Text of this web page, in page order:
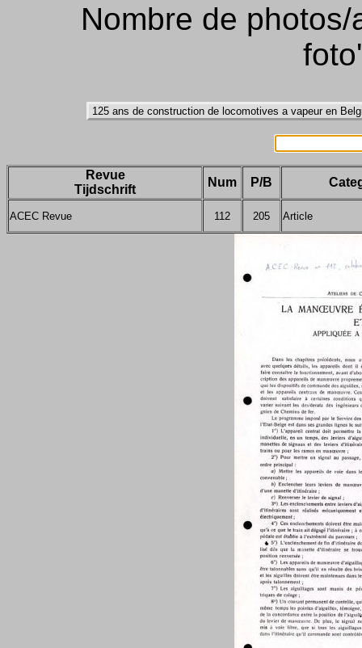
Nombre de
Revue
Tijdschrift
Num P/B
ACEC Revue 112 205 Article